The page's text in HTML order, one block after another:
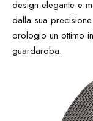
design elegante e
dalla sua
orologio un ottimo
guardaroba.